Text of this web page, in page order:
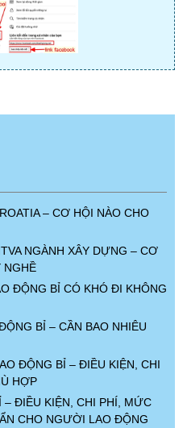
– CƠ HỘI NÀO CHO
NGÀNH XÂY DỰNG – CƠ
NGHỀ
ĐỘNG BỈ CÓ KHÓ ĐI KHÔNG
BỈ – CẦN BAO NHIÊU
ĐỘNG BỈ – ĐIỀU KIỆN, CHI
HỢP
– ĐIỀU KIỆN, CHI PHÍ, MỨC
CHO NGƯỜI LAO ĐỘNG